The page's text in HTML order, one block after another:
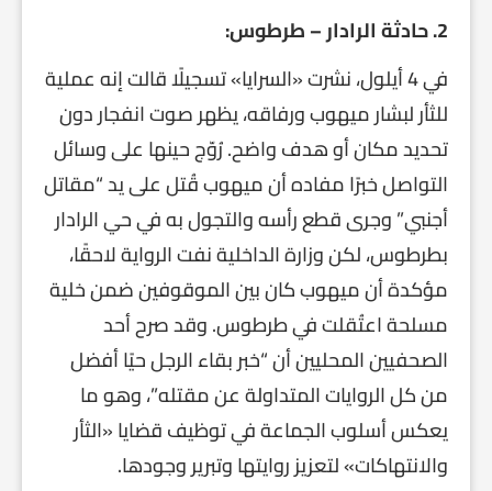
2. حادثة الرادار – طرطوس:
في 4 أيلول، نشرت «السرايا» تسجيلًا قالت إنه عملية
للثأر لبشار ميهوب ورفاقه، يظهر صوت انفجار دون
تحديد مكان أو هدف واضح. رُوّج حينها على وسائل
التواصل خبرًا مفاده أن ميهوب قُتل على يد “مقاتل
أجنبي” وجرى قطع رأسه والتجول به في حي الرادار
بطرطوس، لكن وزارة الداخلية نفت الرواية لاحقًا،
مؤكدة أن ميهوب كان بين الموقوفين ضمن خلية
مسلحة اعتُقلت في طرطوس. وقد صرح أحد
الصحفيين المحليين أن “خبر بقاء الرجل حيًا أفضل
من كل الروايات المتداولة عن مقتله”، وهو ما
يعكس أسلوب الجماعة في توظيف قضايا «الثأر
والانتهاكات» لتعزيز روايتها وتبرير وجودها.